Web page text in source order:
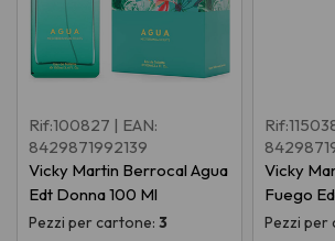
Rif:100827 | EAN:
8429871992139
Vicky Martin Berrocal Agua
Edt Donna 100 Ml
Pezzi per cartone:3
Vicky
Fuego
Pezzi per